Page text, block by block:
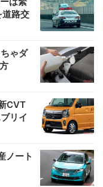
道路交
ゃダ
CVT
リイ
ノート